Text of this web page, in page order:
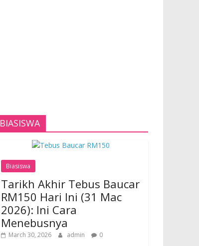
BIASISWA
Biasiswa
Tarikh Akhir Tebus Baucar
RM150 Hari Ini (31 Mac
2026): Ini Cara
Menebusnya
March 30, 2026 admin 0